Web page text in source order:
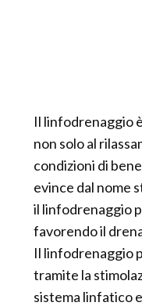
Il linfodrenaggio
non solo al
condizioni di
evince dal nome
il linfodrenaggio
favorendo il
Il linfodrenaggio
tramite la
sistema linfatico